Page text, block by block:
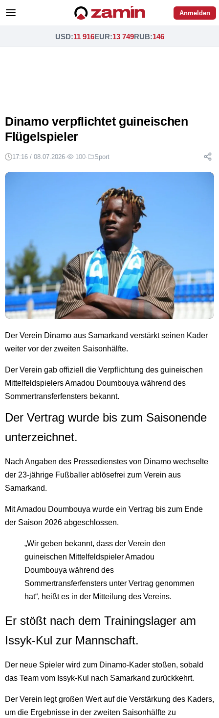
Anmelden
USD:11 916EUR:13 749RUB:146
Dinamo verpflichtet guineischen
Flügelspieler
17:16 / 08.07.2026· 100· Sport
Der Verein Dinamo aus Samarkand verstärkt seinen Kader
weiter vor der zweiten Saisonhälfte.
Der Verein gab offiziell die Verpflichtung des guineischen
Mittelfeldspielers Amadou Doumbouya während des
Sommertransferfensters bekannt.
Der Vertrag wurde bis zum Saisonende
unterzeichnet.
Nach Angaben des Pressedienstes von Dinamo wechselte
der 23-jährige Fußballer ablösefrei zum Verein aus
Samarkand.
Mit Amadou Doumbouya wurde ein Vertrag bis zum Ende
der Saison 2026 abgeschlossen.
„Wir geben bekannt, dass der Verein den
guineischen Mittelfeldspieler Amadou
Doumbouya während des
Sommertransferfensters unter Vertrag genommen
hat“, heißt es in der Mitteilung des Vereins.
Er stößt nach dem Trainingslager am
Issyk-Kul zur Mannschaft.
Der neue Spieler wird zum Dinamo-Kader stoßen, sobald
das Team vom Issyk-Kul nach Samarkand zurückkehrt.
Der Verein legt großen Wert auf die Verstärkung des Kaders,
um die Ergebnisse in der zweiten Saisonhälfte zu